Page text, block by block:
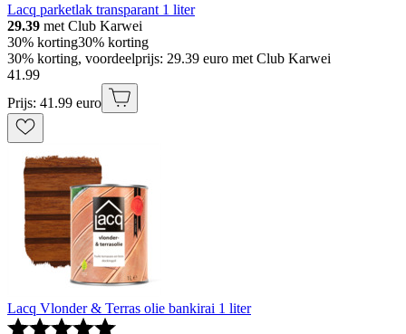
Lacq parketlak transparant 1 liter
29.39 met Club Karwei
30% korting30% korting
30% korting, voordeelprijs: 29.39 euro met Club Karwei
41 .99
Prijs: 41.99 euro
Lacq Vlonder & Terras olie bankirai 1 liter